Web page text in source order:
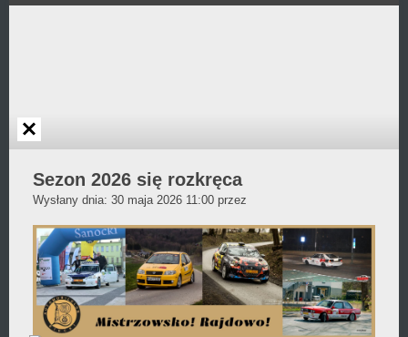
Przejdź
Sezon 2026 się rozkręca
Wysłany dnia: 30 maja 2026 11:00 przez